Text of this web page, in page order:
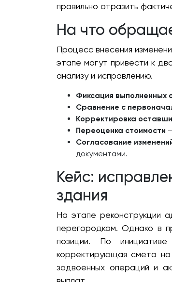
правильно отразить
На что
Процесс внесения
этапе могут привести к
анализу и исправлению.
Фиксация выполненных
Сравнение с
Корректировка
Переоценка стоимости
Согласование
документами.
Кейс:
здания
На этапе реконструкции
перегородкам. Однако в
позиции. По
корректирующая смета
задвоенных операций и